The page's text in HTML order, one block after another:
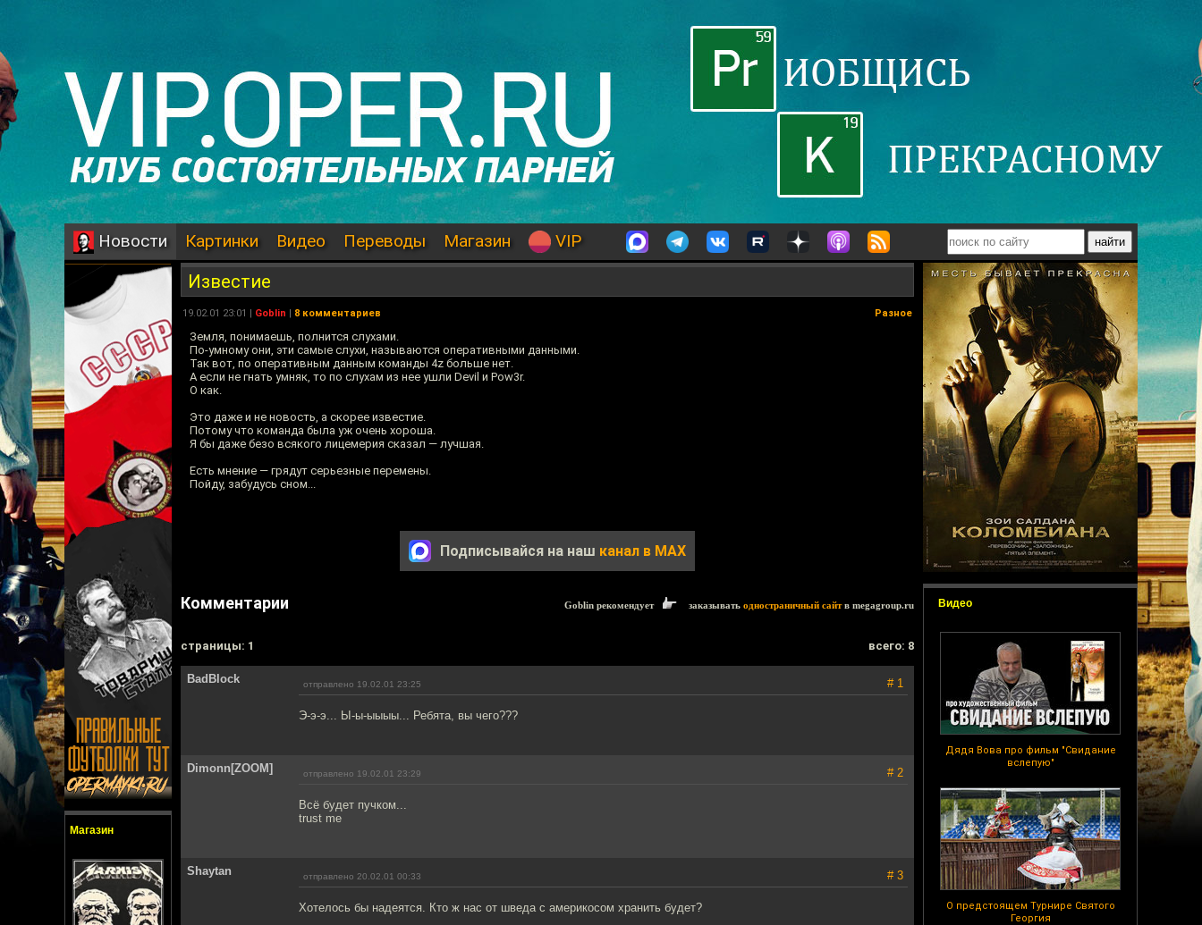
Новости Картинки Видео Переводы Магазин VIP
Магазин
Видео
Дядя Вова про фильм "Свидание
вслепую"
О предстоящем Турнире Святого
Георгия
Известие
19.02.01 23:01 | Goblin | 8 комментариев Разное
Земля, понимаешь, полнится слухами.
По-умному они, эти самые слухи, называются оперативными данными.
Так вот, по оперативным данным команды 4z больше нет.
А если не гнать умняк, то по слухам из нее ушли Devil и Pow3r.
О как.
Это даже и не новость, а скорее известие.
Потому что команда была уж очень хороша.
Я бы даже безо всякого лицемерия сказал — лучшая.
Есть мнение — грядут серьезные перемены.
Пойду, забудусь сном...
Подписывайся на наш канал в MAX
Комментарии Goblin рекомендует заказывать одностраничный сайтв megagroup.ru
cтраницы: 1 всего: 8
BadBlock отправлено 19.02.01 23:25 # 1
Э-э-э... Ы-ы-ыыыы... Ребята, вы чего???
Dimonn[ZOOM] отправлено 19.02.01 23:29 # 2
Всё будет пучком...
trust me
Shaytan отправлено 20.02.01 00:33 # 3
Хотелось бы надеятся. Кто ж нас от шведа с америкосом хранить будет?